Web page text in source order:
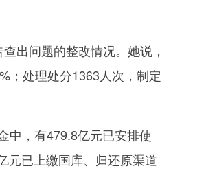
出问题的整改情况。她说，
；处理处分1363人次，制定
，有479.8亿元已安排使
元已上缴国库、归还原渠道